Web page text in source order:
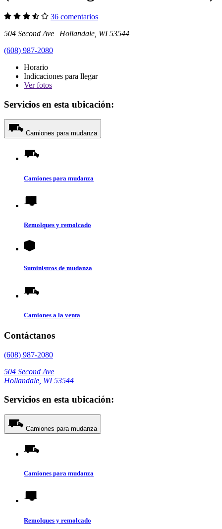
36 comentarios
504 Second Ave Hollandale, WI 53544
(608) 987-2080
Horario
Indicaciones para llegar
Verfotos
Servicios en esta ubicación:
Camiones para mudanza
Camiones para mudanza
Remolques y remolcado
Suministros de mudanza
Camiones a la venta
Contáctanos
(608) 987-2080
504 Second Ave
Hollandale, WI 53544
Servicios en esta ubicación:
Camiones para mudanza
Camiones para mudanza
Remolques y remolcado